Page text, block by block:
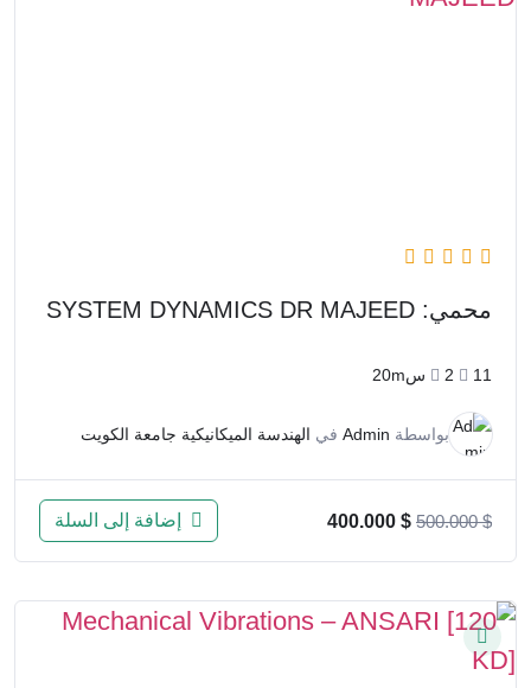
محمي: SYSTEM DYNAMICS DR MAJEED
11 2س20m
بواسطة Admin في الهندسة الميكانيكية جامعة الكويت
500.000$
400.000 $ إضافة إلى السلة